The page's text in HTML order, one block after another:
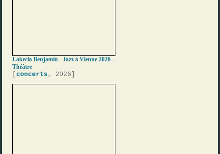
Lakecia Benjamin - Jazz à Vienne 2026 -
Théâtre
[concerts , 2026]